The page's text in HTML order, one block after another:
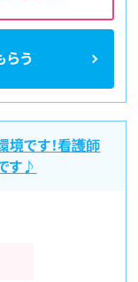
らう
境です！看護師
す♪